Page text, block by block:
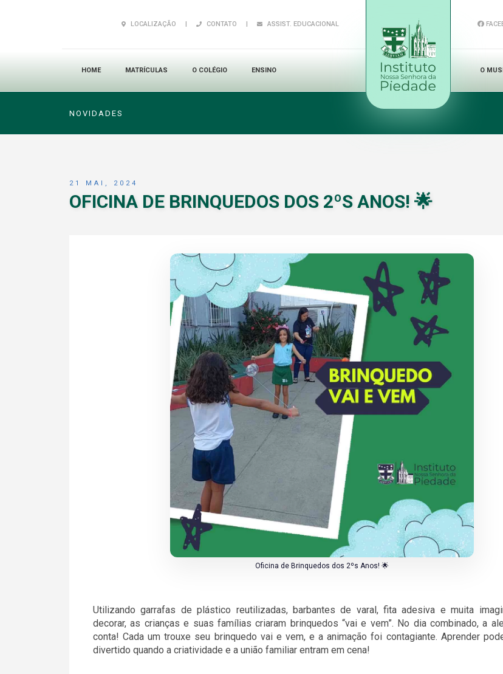
LOCALIZAÇÃO | CONTATO | ASSIST. EDUCACIONAL
HOME MATRÍCULAS O COLÉGIO ENSINO O
NOVIDADES
21 MAI, 2024
OFICINA DE BRINQUEDOS DOS 2ºS ANOS! 🌟
Oficina de Brinquedos dos 2ºs Anos! 🌟
Utilizando garrafas de plástico reutilizadas, barbantes de varal, fita adesiva e muita
decorar, as crianças e suas famílias criaram brinquedos “vai e vem”. No dia combinado, a
conta! Cada um trouxe seu brinquedo vai e vem, e a animação foi contagiante. Aprender
divertido quando a criatividade e a união familiar entram em cena!